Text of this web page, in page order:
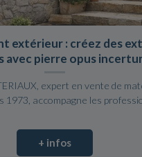
extérieur : créez des
avec pierre opus
expert en vente de
1973, accompagne les
+ infos